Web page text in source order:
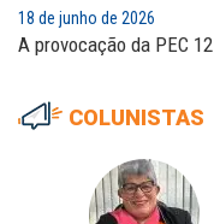
18 de junho de 2026
A provocação da PEC 12
COLUNISTAS